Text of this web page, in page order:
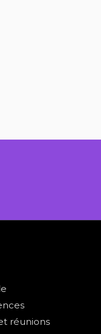
réunions